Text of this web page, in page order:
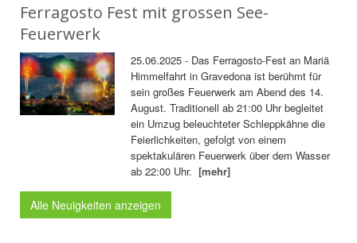
Ferragosto Fest mit grossen See-
Feuerwerk
25.06.2025 - Das Ferragosto-Fest an Mariä
Himmelfahrt in Gravedona ist berühmt für
sein großes Feuerwerk am Abend des 14.
August. Traditionell ab 21:00 Uhr begleitet
ein Umzug beleuchteter Schleppkähne die
Feierlichkeiten, gefolgt von einem
spektakulären Feuerwerk über dem Wasser
ab 22:00 Uhr.[mehr]
Alle Neuigkeiten anzeigen